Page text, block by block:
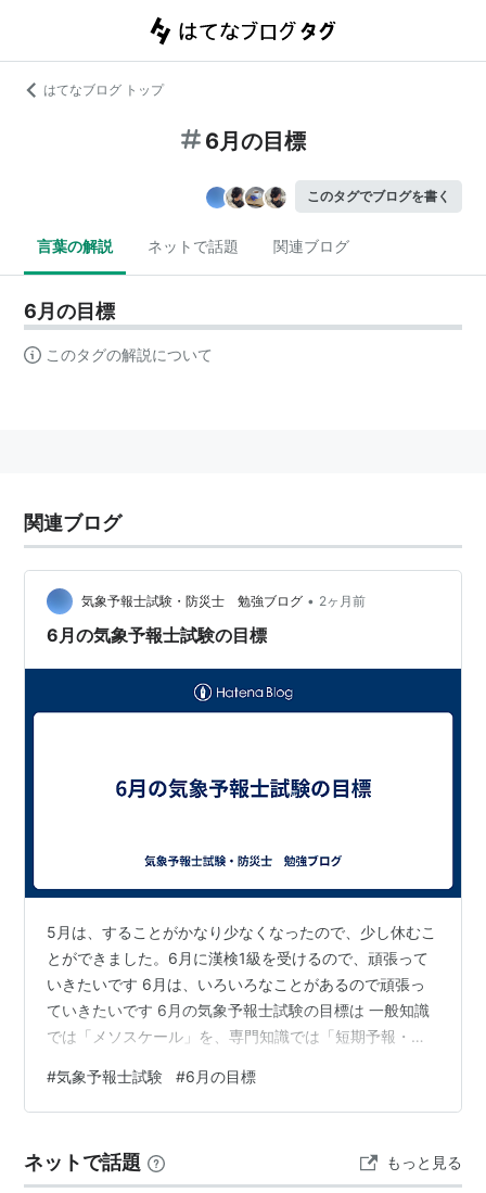
はてなブログ トップ
6月の目標
このタグでブログを書く
言葉の解説 ネットで話題 関連ブログ
6月の目標
このタグの解説について
関連ブログ
気象予報士試験・防災士 勉強ブログ • 2ヶ月前
6月の気象予報士試験の目標
5月は、することがかなり少なくなったので、少し休むこ
とができました。6月に漢検1級を受けるので、頑張って
いきたいです 6月は、いろいろなことがあるので頑張っ
ていきたいです 6月の気象予報士試験の目標は 一般知識
では「メソスケール」を、専門知識では「短期予報・中
#気象予報士試験 #6月の目標
ネットで話題 もっと見る